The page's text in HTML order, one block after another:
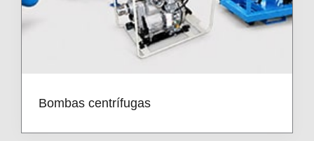
Bombas centrífugas